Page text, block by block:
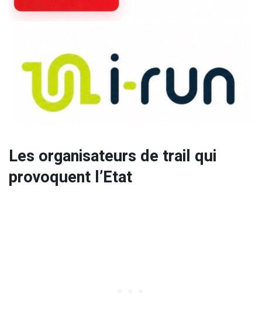
Les organisateurs de trail qui
provoquent l’Etat